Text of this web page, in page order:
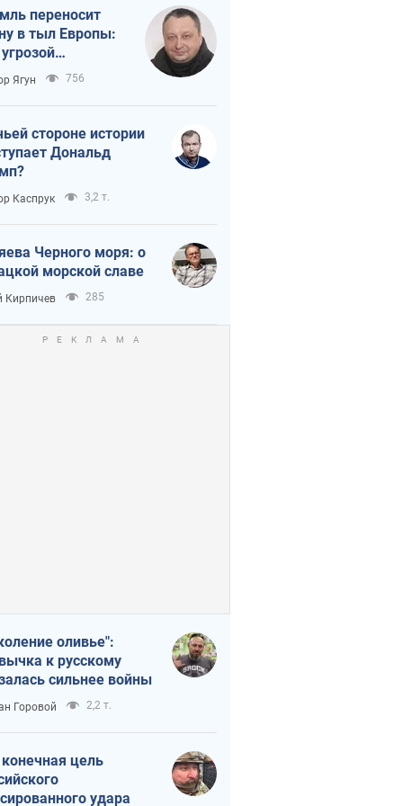
переносит
в тыл Европы:
Ягун 756
стороне истории
Дональд
Каспрук 3,2 т.
Черного моря: о
морской славе
Кирпичев 285
оливье":
к русскому
сильнее войны
Горовой 2,2 т.
цель
удара